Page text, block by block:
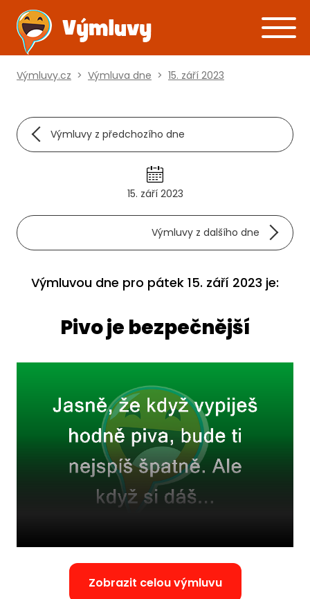
Výmluvy.cz > Výmluva dne > 15. září 2023
Výmluvy z předchozího dne
15. září 2023
Výmluvy z dalšího dne
Výmluvou dne pro pátek 15. září 2023 je:
Pivo je bezpečnější
Zobrazit celou výmluvu